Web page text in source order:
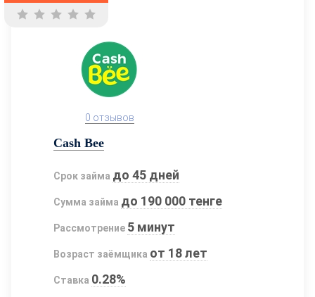
0 отзывов
Cash Bee
Срок займа до 45 дней
Сумма займа до 190 000 тенге
Рассмотрение 5 минут
Возраст заёмщика от 18 лет
Ставка 0.28%